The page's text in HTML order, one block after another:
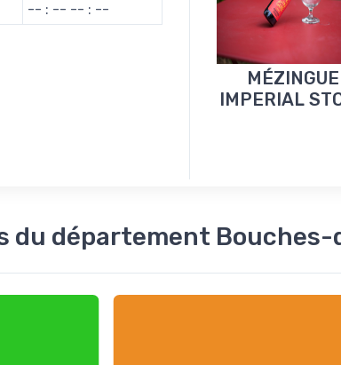
-- : -- -- : --
MÉZINGUE
IMPERIAL
du département